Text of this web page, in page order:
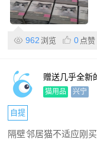
962 浏览 0 点赞
赠送几乎全新
勿扰
猫用品 兴宁
自提
隔壁邻居猫不适应刚